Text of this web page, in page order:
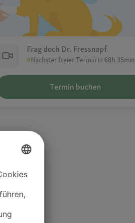
Frag doch Dr. Fressnapf
Nächster freier Termin in 68h 35min
Termin buchen